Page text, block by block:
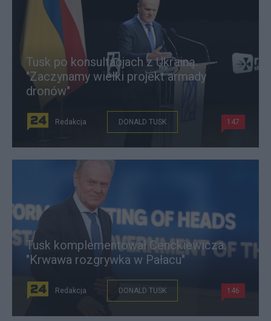
Tusk po konsultacjach z Ukrainą.
"Zaczynamy wielki projekt armady
dronów"
Redakcja DONALD TUSK 147
Tusk komplementował Cenckiewicza.
"Krwawa rozgrywka w Pałacu"
Redakcja DONALD TUSK 146